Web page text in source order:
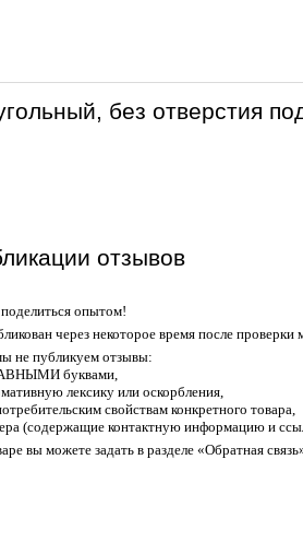
без отверстия
отзывов
опытом!
через некоторое время после проверки
не публикуем отзывы:
буквами,
лексику или оскорбления,
свойствам конкретного товара,
(содержащие контактную информацию и
вы можете задать в разделе «Обратная